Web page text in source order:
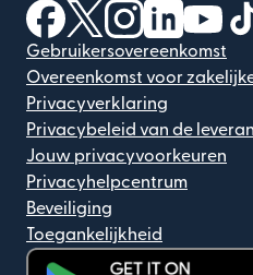
(wordt geopend in een
(wordt geopend in
(wordt(wordt
Gebruikersovereenkomst
Overeenkomst voor
Privacyverklaring
Privacybeleid van de
Jouw privacyvoorkeuren
Privacyhelpcentrum
Beveiliging
Toegankelijkheid